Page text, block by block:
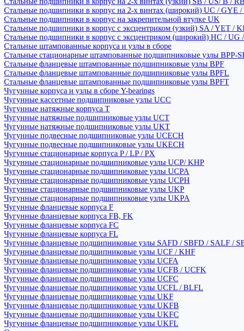
Стальные подшипники в корпус на 2-х винтах (широкий) UC / GYE
Стальные подшипники в корпус на закрепительной втулке UK
Стальные подшипники в корпус с эксцентриком (узкий) SA / YET /
Стальные подшипники в корпус с эксцентриком (широкий) HC / UG
Стальные штампованные корпуса и узлы в сборе
Стальные стационарные штампованные подшипниковые узлы BPP-
Стальные фланцевые штампованные подшипниковые узлы BPF
Стальные фланцевые штампованные подшипниковые узлы BPFL
Стальные фланцевые штампованные подшипниковые узлы BPFT
Чугунные корпуса и узлы в сборе Y-bearings
Чугунные кассетные подшипниковые узлы UCC
Чугунные натяжные корпуса T
Чугунные натяжные подшипниковые узлы UCT
Чугунные натяжные подшипниковые узлы UKT
Чугунные подвесные подшипниковые узлы UCECH
Чугунные подвесные подшипниковые узлы UKECH
Чугунные стационарные корпуса P / LP / PX
Чугунные стационарные подшипниковые узлы UCP/ KHP
Чугунные стационарные подшипниковые узлы UCPA
Чугунные стационарные подшипниковые узлы UCPH
Чугунные стационарные подшипниковые узлы UKP
Чугунные стационарные подшипниковые узлы UKPA
Чугунные фланцевые корпуса F
Чугунные фланцевые корпуса FB, FK
Чугунные фланцевые корпуса FC
Чугунные фланцевые корпуса FL
Чугунные фланцевые подшипниковые узлы SAFD / SBFD / SALF /
Чугунные фланцевые подшипниковые узлы UCF / KHF
Чугунные фланцевые подшипниковые узлы UCFA
Чугунные фланцевые подшипниковые узлы UCFB / UCFK
Чугунные фланцевые подшипниковые узлы UCFC
Чугунные фланцевые подшипниковые узлы UCFL / BLFL
Чугунные фланцевые подшипниковые узлы UKF
Чугунные фланцевые подшипниковые узлы UKFB
Чугунные фланцевые подшипниковые узлы UKFC
Чугунные фланцевые подшипниковые узлы UKFL